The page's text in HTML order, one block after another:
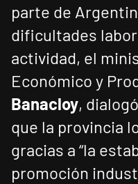
parte de
dificultades
actividad, el
Económico y
Banacloy,
que la provincia
gracias a “la
promoción